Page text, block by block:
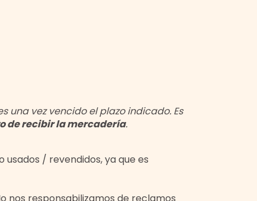
una vez vencido el plazo indicado. Es
de recibir la mercadería.
/ revendidos, ya que es
nos responsabilizamos de reclamos